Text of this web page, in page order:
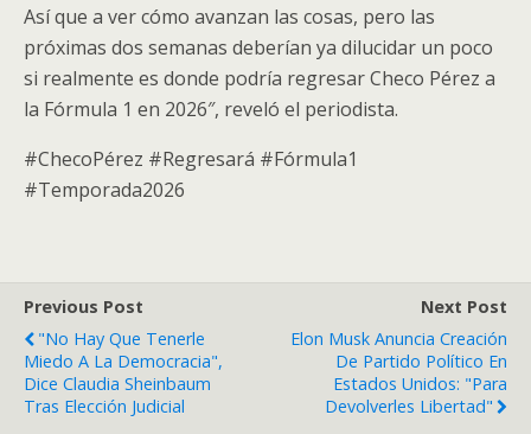
Así que a ver cómo avanzan las cosas, pero las
próximas dos semanas deberían ya dilucidar un poco
si realmente es donde podría regresar Checo Pérez a
la Fórmula 1 en 2026″, reveló el periodista.
#ChecoPérez #Regresará #Fórmula1
#Temporada2026
Previous Post
"No Hay Que Tenerle
Miedo A La Democracia",
Dice Claudia Sheinbaum
Tras Elección Judicial
Next Post
Elon Musk Anuncia Creación
De Partido Político En
Estados Unidos: "Para
Devolverles Libertad"